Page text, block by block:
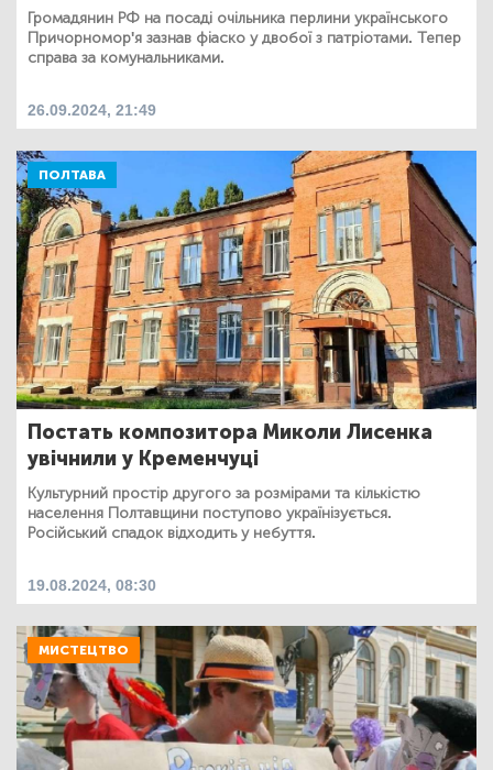
Громадянин РФ на посаді очільника перлини українського
Причорномор'я зазнав фіаско у двобої з патріотами. Тепер
справа за комунальниками.
26.09.2024, 21:49
ПОЛТАВА
Постать композитора Миколи Лисенка
увічнили у Кременчуці
Культурний простір другого за розмірами та кількістю
населення Полтавщини поступово українізується.
Російський спадок відходить у небуття.
19.08.2024, 08:30
МИСТЕЦТВО